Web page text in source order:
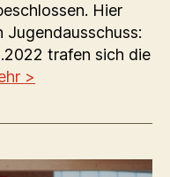
Hier
trafen sich die
>